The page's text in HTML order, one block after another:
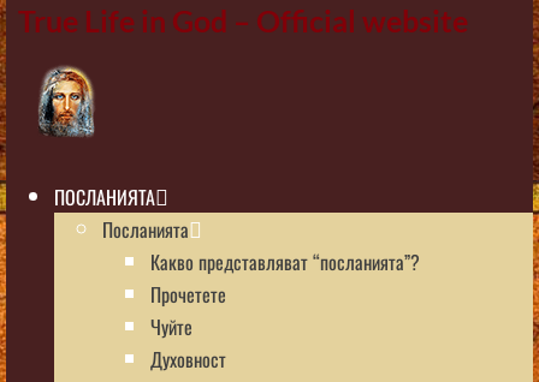
True Life in God – Official website
ПОСЛАНИЯТА
Посланията
Какво представляват “посланията”?
Прочетете
Чуйте
Духовност